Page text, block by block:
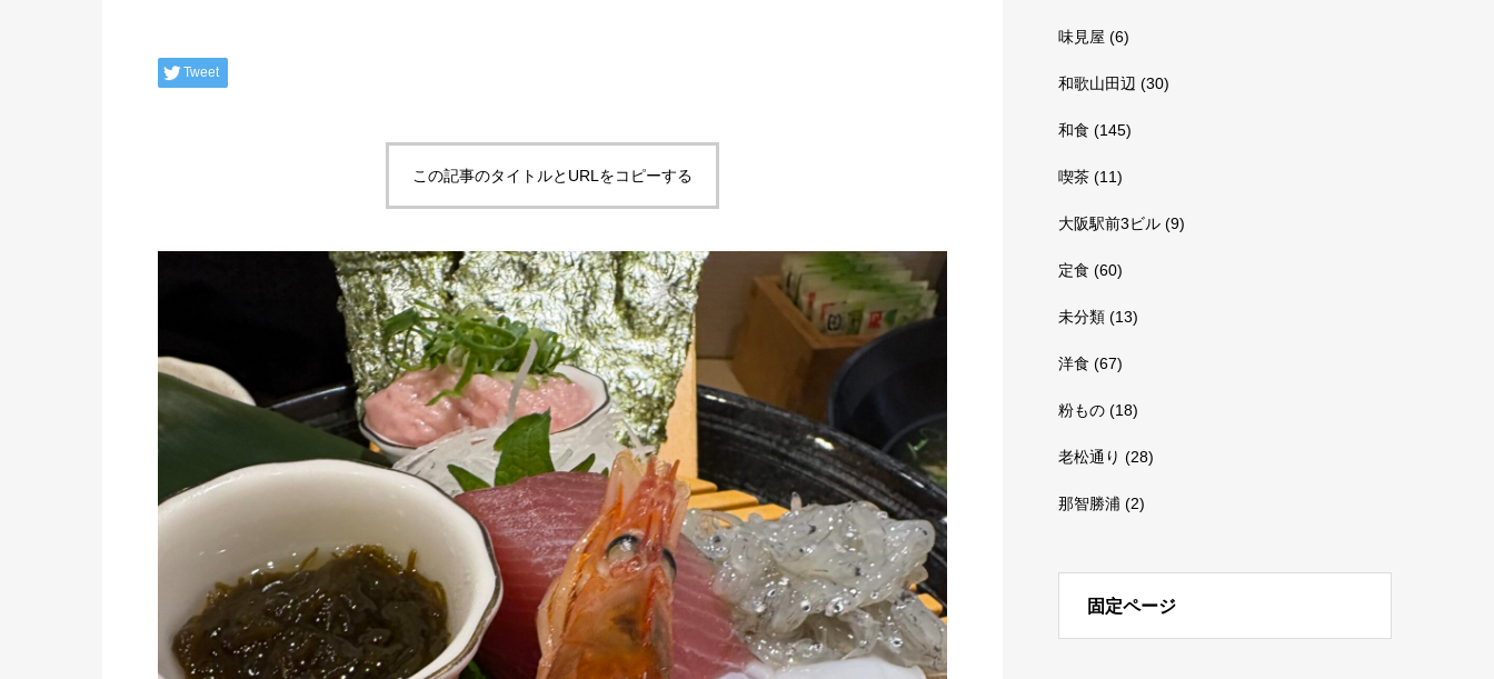
Tweet
この記事のタイトルとURLをコピーする
味見屋 (6)
和歌山田辺 (30)
和食 (145)
喫茶 (11)
大阪駅前3ビル (9)
定食 (60)
未分類 (13)
洋食 (67)
粉もの (18)
老松通り (28)
那智勝浦 (2)
固定ページ